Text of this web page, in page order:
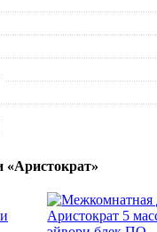
«Аристократ»